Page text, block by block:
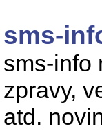
sms-
sms-info
zpravy,
atd.